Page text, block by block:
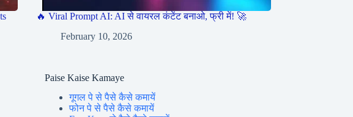
🔥 Viral Prompt AI: AI से वायरल कंटेंट बनाओ, फ्री में! 🚀
February 10, 2026
Paise Kaise Kamaye
गूगल पे से पैसे कैसे कमायें
फोन पे से पैसे कैसे कमायें